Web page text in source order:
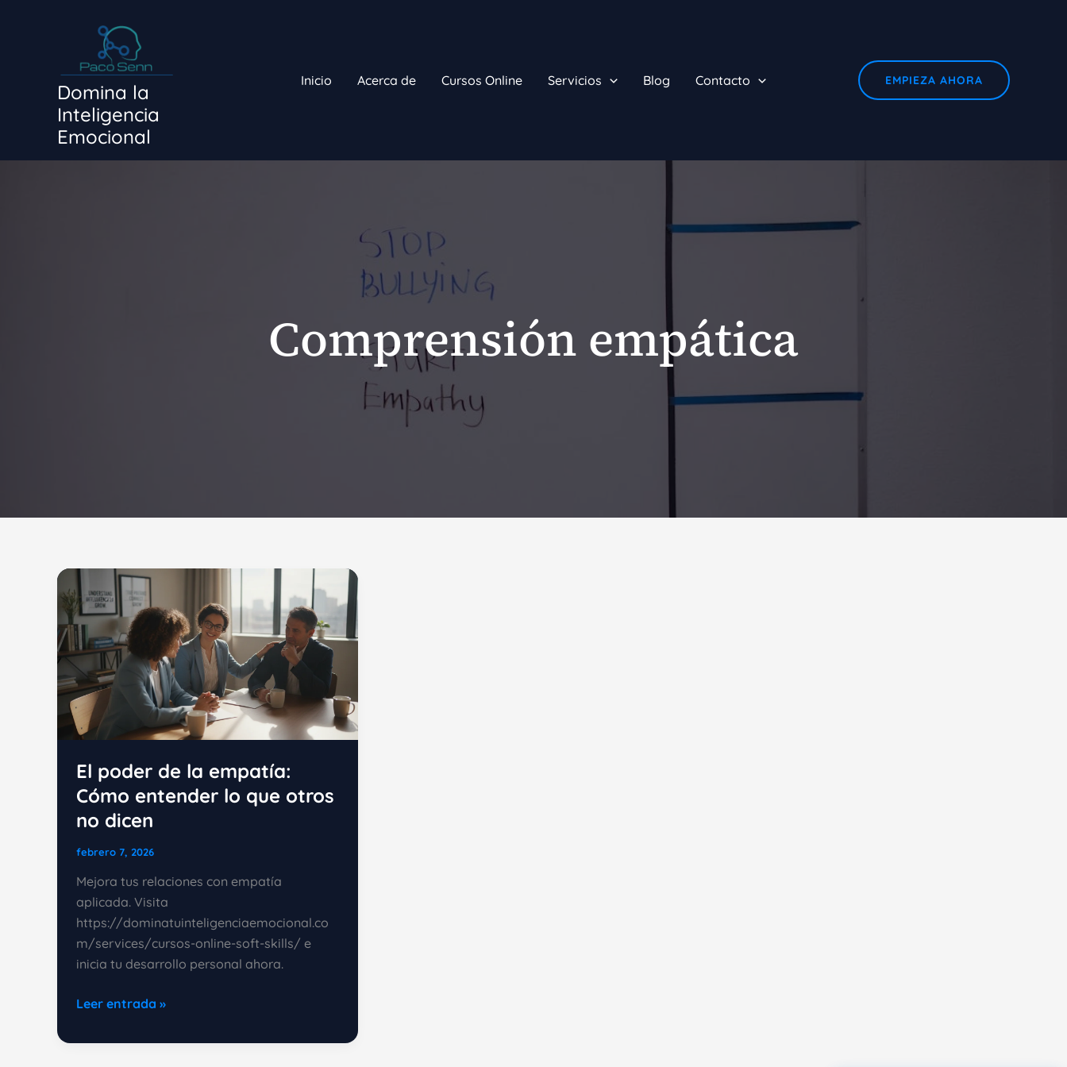
Domina la
Inteligencia
Emocional
Inicio Acerca de Cursos Online Servicios Blog Contacto EMPIEZA AHORA
Comprensión empática
El poder de la empatía:
Cómo entender lo que otros
no dicen
febrero 7, 2026
Mejora tus relaciones con empatía
aplicada. Visita
https://dominatuinteligenciaemocional.co
m/services/cursos-online-soft-skills/ e
inicia tu desarrollo personal ahora.
El
de
Leer entrada »